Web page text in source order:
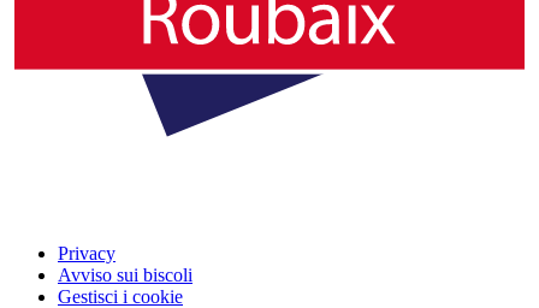
Privacy
Avviso sui biscoli
Gestisci i cookie